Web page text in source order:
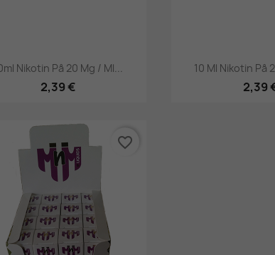
Hurtigsyning
Nikotin På 20 Mg / Ml...
2,39 €

10 Ml Nikotin På
2,39
favorite_border